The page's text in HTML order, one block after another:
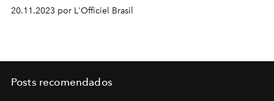
20.11.2023 por L'Officiel Brasil
Posts recomendados